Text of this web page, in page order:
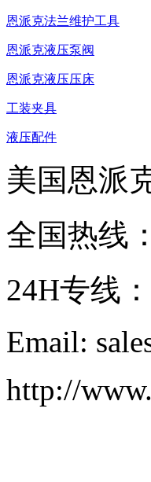
恩派克法兰维护工具
恩派克液压泵阀
恩派克液压压床
工装夹具
液压配件
美国恩派
全国热线
24H专线
Email:
http://